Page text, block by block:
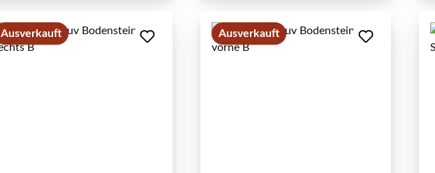
Ausverkauft Ausverkauft